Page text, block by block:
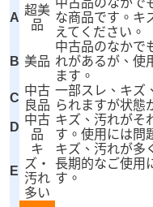
A
超美
品
な商品です。キ
えてください。
B 美品
中古品のなかで
れがあるが、使
ます。
C
中古
良品
一部スレ、キズ
られますが状態
D
中古
品
キズ、汚れがそ
す。使用には問
E
キ
ズ・
汚れ
多い
キズ、汚れが多
長期的なご使用
す。